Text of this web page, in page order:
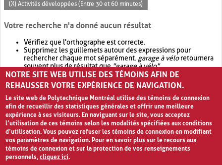
(X) Activités développées (Entre 30 et 60 minutes)
Votre recherche n'a donné aucun résultat
Vérifiez que l'orthographe est correcte.
Supprimez les guillemets autour des expressions pour
rechercher chaque mot séparément. garage à véloretournera
souvent plus de résultat que"garage à vélo".
Envisagez d'élargir votre recherche avec OR.garage OR vélo
retournera souvent plus de résultat quegarage à vélo
NOTRE SITE WEB UTILISE DES TÉMOINS AFIN DE
REHAUSSER VOTRE EXPÉRIENCE DE NAVIGATION.
Le site web de Polytechnique Montréal utilise des témoins de connexion
afin de recueillir des statistiques générales et offrir une meilleure
expérience à ses visiteurs. En naviguant sur le site, vous acceptez
l’utilisation de ces témoins selon les modalités spécifiées aux conditions
d’utilisation. Vous pouvez refuser les témoins de connexion en modifiant
vos paramètres de navigation. Pour en savoir plus sur le recours aux
témoins de connexion et sur la protection de vos renseignements
personnels,cliquez ici.